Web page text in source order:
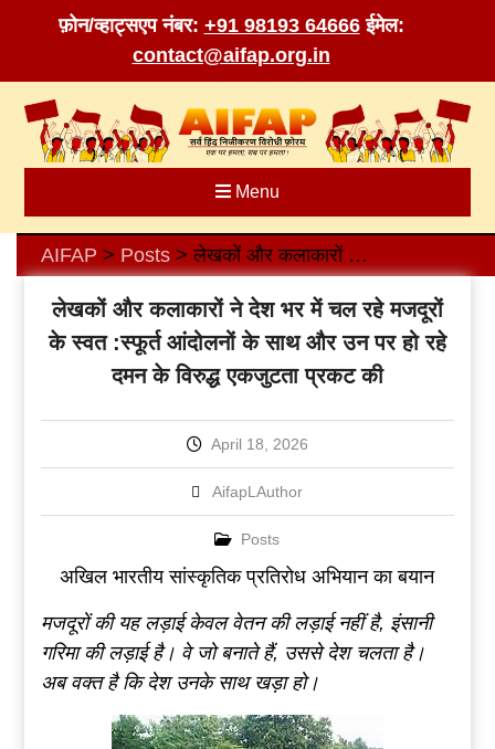
फ़ोन/व्हाट्सएप नंबर: +91 98193 64666 ईमेल:
contact@aifap.org.in
content
Menu
AIFAP > Posts> लेखकों और कलाकारों ने देश भर में चल रहे मजदूरों के स्वत :स्फूर्त आंदोलनों के साथ और उन पर हो रहे दमन के विरुद्ध एकजुटता प्रकट की
लेखकों और कलाकारों ने देश भर में चल रहे मजदूरों
के स्वत :स्फूर्त आंदोलनों के साथ और उन पर हो रहे
दमन के विरुद्ध एकजुटता प्रकट की
April 18, 2026
AifapLAuthor
Posts
अखिल भारतीय सांस्कृतिक प्रतिरोध अभियान का बयान
मजदूरों की यह लड़ाई केवल वेतन की लड़ाई नहीं है, इंसानी
गरिमा की लड़ाई है। वे जो बनाते हैं, उससे देश चलता है।
अब वक्त है कि देश उनके साथ खड़ा हो।